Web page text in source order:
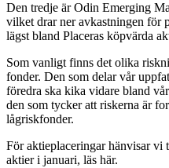
Den tredje är Odin Emerging
vilket drar ner avkastningen för
lägst bland Placeras köpvärda
Som vanligt finns det olika
fonder. Den som delar vår
föredra ska kika vidare bland
den som tycker att riskerna är
lågriskfonder.
För aktieplaceringar hänvisar
aktier i januari, läs här.